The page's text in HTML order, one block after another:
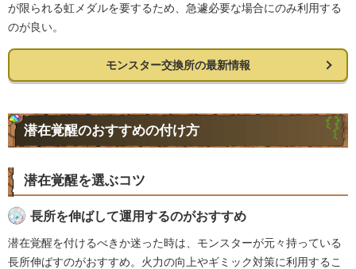
が限られる虹メダルを要するため、急遽必要な場合にのみ利用する
のが良い。
モンスター交換所の最新情報
潜在覚醒のおすすめの付け方
潜在覚醒を選ぶコツ
長所を伸ばして運用するのがおすすめ
潜在覚醒を付けるべきか迷った時は、モンスターが元々持っている
長所伸ばすのがおすすめ。火力の向上やギミック対策に利用するこ